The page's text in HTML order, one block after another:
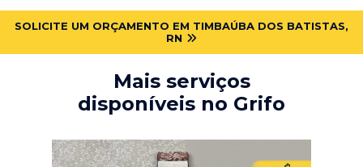
SOLICITE UM ORÇAMENTO EM TIMBAÚBA DOS BATISTAS,
RN
Mais serviços
disponíveis no Grifo